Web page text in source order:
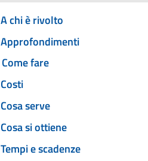
A chi è rivolto
Approfondimenti
Come fare
Costi
Cosa serve
Cosa si ottiene
Tempi e scadenze